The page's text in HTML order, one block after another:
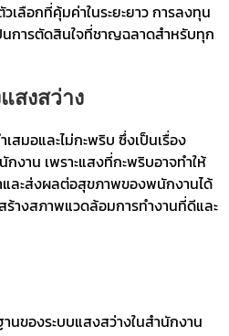
เลือกที่คุ้มค่าในระยะยาว การลงทุน
นการตัดสินใจที่ชาญฉลาดสำหรับทุก
สงสว่าง
สมอและไม่กะพริบ ซึ่งเป็นเรื่อง
งาน เพราะแสงที่กะพริบอาจทำให้
และส่งผลต่อสุขภาพของพนักงานได้
ร้างสภาพแวดล้อมการทำงานที่ดีและ
นของระบบแสงสว่างในสำนักงาน